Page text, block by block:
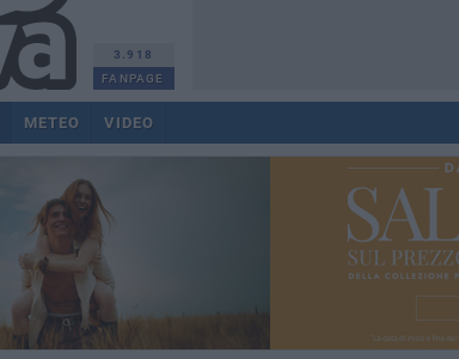
3.918
FANPAGE
METEO VIDEO